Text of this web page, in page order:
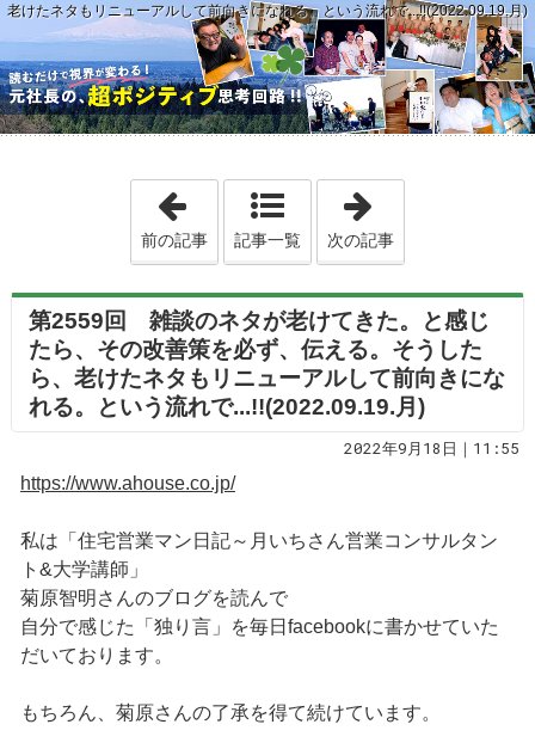
けたネタもリニューアルして前向きになれる。という流れで...!!(2022.09.19.月)
「第2558回 出会って、１０分コミュ
前の記事 記事一覧 次の記事
第2559回 雑談のネタが老けてきた。と感じ
たら、その改善策を必ず、伝える。そうした
ら、老けたネタもリニューアルして前向きにな
れる。という流れで...!!(2022.09.19.月)
2022年9月18日｜11:55
https://www.ahouse.co.jp/
私は「住宅営業マン日記～月いちさん営業コンサルタン
ト&大学講師」
菊原智明さんのブログを読んで
自分で感じた「独り言」を毎日facebookに書かせていた
だいております。
もちろん、菊原さんの了承を得て続けています。